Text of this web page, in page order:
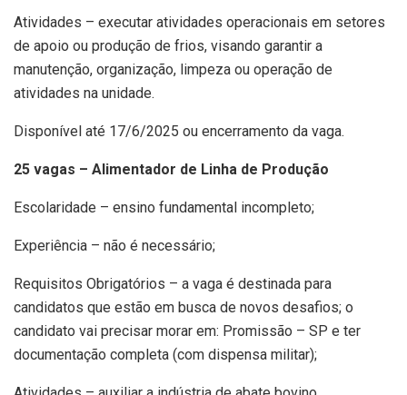
Atividades – executar atividades operacionais em setores
de apoio ou produção de frios, visando garantir a
manutenção, organização, limpeza ou operação de
atividades na unidade.
Disponível até 17/6/2025 ou encerramento da vaga.
25 vagas – Alimentador de Linha de Produção
Escolaridade – ensino fundamental incompleto;
Experiência – não é necessário;
Requisitos Obrigatórios – a vaga é destinada para
candidatos que estão em busca de novos desafios; o
candidato vai precisar morar em: Promissão – SP e ter
documentação completa (com dispensa militar);